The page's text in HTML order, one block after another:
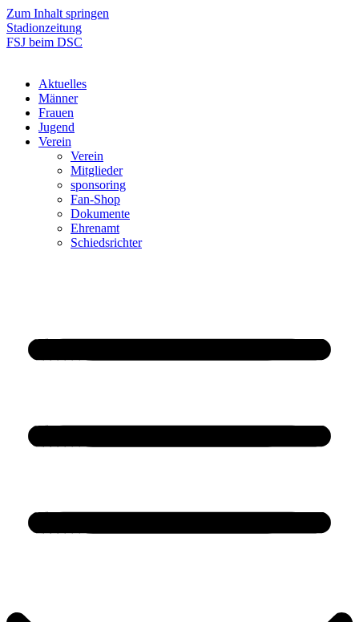
Zum Inhalt springen
Stadionzeitung
FSJ beim DSC
Aktuelles
Männer
Frauen
Jugend
Verein
Verein
Mitglieder
sponsoring
Fan-Shop
Dokumente
Ehrenamt
Schiedsrichter